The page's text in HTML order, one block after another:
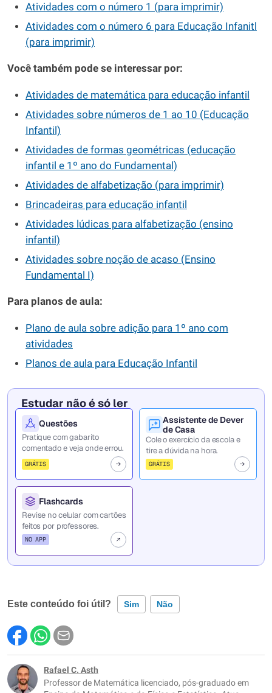
Atividades com o número 1 (para imprimir)
Atividades com o número 6 para Educação Infanitl
(para imprimir)
Você também pode se interessar por:
Atividades de matemática para educação infantil
Atividades sobre números de 1 ao 10 (Educação
Infantil)
Atividades de formas geométricas (educação
infantil e 1º ano do Fundamental)
Atividades de alfabetização (para imprimir)
Brincadeiras para educação infantil
Atividades lúdicas para alfabetização (ensino
infantil)
Atividades sobre noção de acaso (Ensino
Fundamental I)
Para planos de aula:
Plano de aula sobre adição para 1º ano com
atividades
Planos de aula para Educação Infantil
Estudar não é só ler
Questões
Pratique com gabarito
comentado e veja onde errou.
GRÁTIS
Assistente de Dever
de Casa
Cole o exercício da escola e
tire a dúvida na hora.
GRÁTIS
Flashcards
Revise no celular com cartões
feitos por professores.
NO APP
Este conteúdo foi útil? Sim Não
Este conteúdo contém informação incorreta
Este conteúdo não tem a informação que procuro
Rafael C. Asth
Professor de Matemática licenciado, pós-graduado em